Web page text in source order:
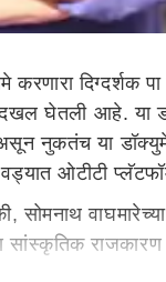
करणारा दिग्दर्शक
घेतली आहे. या
असून नुकतंच या
ओटीटी
सोमनाथ
सांस्कृतिक